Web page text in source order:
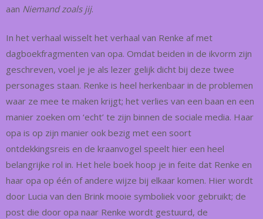
aan Niemand zoals jij.
In het verhaal wisselt het verhaal van Renke af met
dagboekfragmenten van opa. Omdat beiden in de ikvorm zijn
geschreven, voel je je als lezer gelijk dicht bij deze twee
personages staan. Renke is heel herkenbaar in de problemen
waar ze mee te maken krijgt; het verlies van een baan en een
manier zoeken om ‘echt’ te zijn binnen de sociale media. Haar
opa is op zijn manier ook bezig met een soort
ontdekkingsreis en de kraanvogel speelt hier een heel
belangrijke rol in. Het hele boek hoop je in feite dat Renke en
haar opa op één of andere wijze bij elkaar komen. Hier wordt
door Lucia van den Brink mooie symboliek voor gebruikt; de
post die door opa naar Renke wordt gestuurd, de